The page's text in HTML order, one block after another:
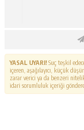
YASAL UYARI!Suç teşkil
içeren, aşağılayıcı, küçük
zarar verici ya da benzeri
idari sorumluluk içeriği